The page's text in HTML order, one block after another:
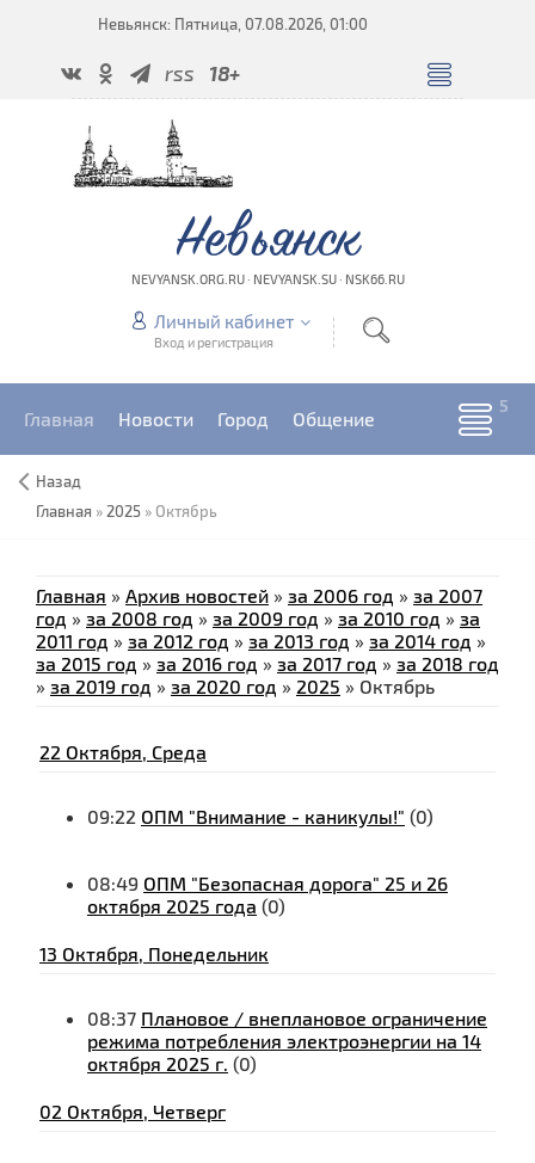
Невьянск: Пятница, 07.08.2026, 01:00
rss 18+
Невьянск
NEVYANSK.ORG.RU · NEVYANSK.SU · NSK66.RU
Личный кабинет
Вход и регистрация
Главная Новости Город Общение
Назад
Главная » 2025 » Октябрь
Главная » Архив новостей » за 2006 год » за 2007
год » за 2008 год » за 2009 год » за 2010 год » за
2011 год » за 2012 год » за 2013 год » за 2014 год »
за 2015 год » за 2016 год » за 2017 год » за 2018 год
» за 2019 год » за 2020 год » 2025 » Октябрь
22 Октября, Среда
09:22 ОПМ "Внимание - каникулы!" (0)
08:49 ОПМ "Безопасная дорога" 25 и 26
октября 2025 года (0)
13 Октября, Понедельник
08:37 Плановое / внеплановое ограничение
режима потребления электроэнергии на 14
октября 2025 г. (0)
02 Октября, Четверг